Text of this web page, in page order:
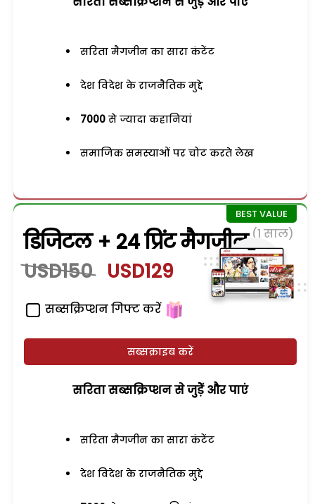
सरिता मैगजीन का सारा कंटेंट
देश विदेश के राजनैतिक मुद्दे
7000 से ज्यादा कहानियां
समाजिक समस्याओं पर चोट करते लेख
डिजिटल + 24 प्रिंट मैगजीन (1 साल)
USD150 USD129
सब्सक्रिप्शन गिफ्ट करें
सब्सक्राइब करें
सरिता सब्सक्रिप्शन से जुड़ेें और पाएं
सरिता मैगजीन का सारा कंटेंट
देश विदेश के राजनैतिक मुद्दे